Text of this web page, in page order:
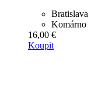
Bratislava
Komárno
16,00 €
Koupit